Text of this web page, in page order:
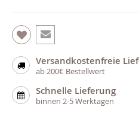
Versandkostenfreie
ab 200€ Bestellwert
Schnelle Lieferung
binnen 2-5 Werktagen